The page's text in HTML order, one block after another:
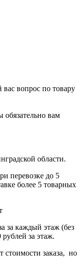
вопрос по товару
вам
области.
перевозке до 5
более 5 товарных
за каждый этаж (без
за этаж.
стоимости заказа, но